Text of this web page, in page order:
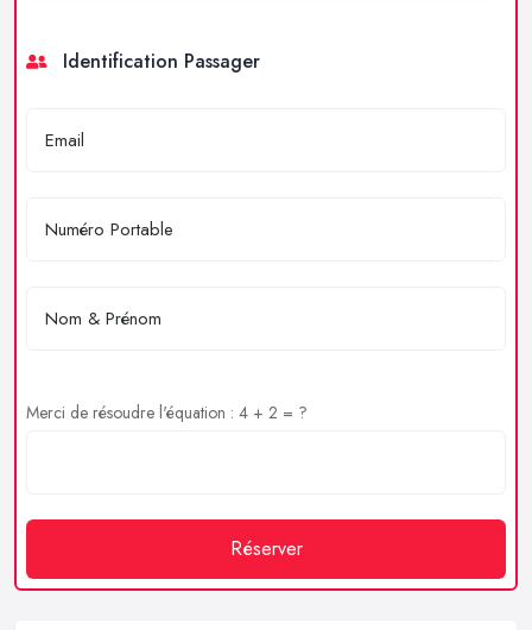
Identification Passager
Merci de résoudre l'équation : 4 + 2 = ?
Réserver